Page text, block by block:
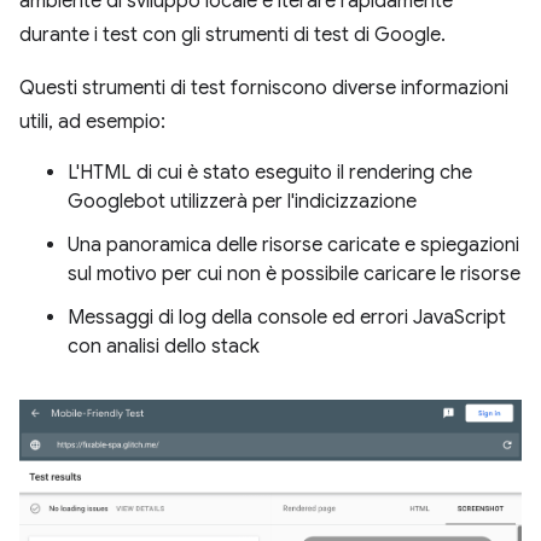
durante i test con gli strumenti di test di Google.
Questi strumenti di test forniscono diverse informazioni
utili, ad esempio:
L'HTML di cui è stato eseguito il rendering che
Googlebot utilizzerà per l'indicizzazione
Una panoramica delle risorse caricate e spiegazioni
sul motivo per cui non è possibile caricare le risorse
Messaggi di log della console ed errori JavaScript
con analisi dello stack